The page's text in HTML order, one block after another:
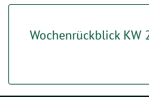
Wochenrückblick KW